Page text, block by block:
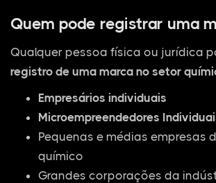
Quem pode registrar uma
Qualquer pessoa física ou jurídica
registro de uma marca no setor
Empresários individuais
Microempreendedores
Pequenas e médias empresas
químico
Grandes corporações da